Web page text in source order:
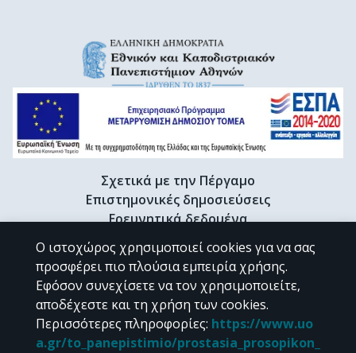
Σχετικά με την Πέργαμο
Επιστημονικές δημοσιεύσεις
Ερευνητικά δεδομένα
Διδακτορικές διατριβές & Γκρίζα βιβλιογραφία
Προφίλ Ερευνητή
CC BY-NC 4.0
Ο ιστοχώρος χρησιμοποιεί cookies για να σας
προσφέρει πιο πλούσια εμπειρία χρήσης.
Εφόσον συνεχίσετε να τον χρησιμοποιείτε,
αποδέχεστε και τη χρήση των cookies.
Περισσότερες πληροφορίες: https://www.uo
a.gr/to_panepistimio/prostasia_prosopikon_